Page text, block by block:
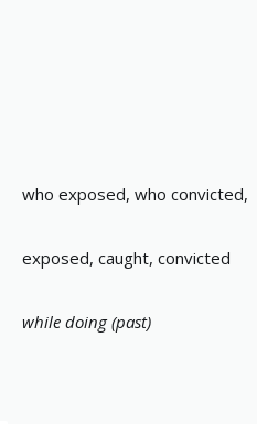
who exposed, who convicted,
exposed, caught, convicted
while doing (past)